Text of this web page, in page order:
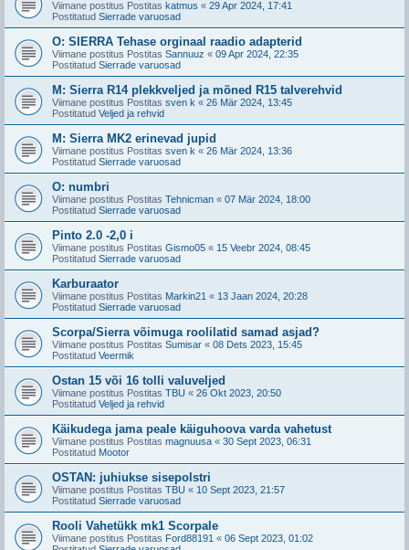
Viimane postitus Postitas katmus « 29 Apr 2024, 17:41
Postitatud Sierrade varuosad
O: SIERRA Tehase orginaal raadio adapterid
Viimane postitus Postitas Sannuuz « 09 Apr 2024, 22:35
Postitatud Sierrade varuosad
M: Sierra R14 plekkveljed ja mõned R15 talverehvid
Viimane postitus Postitas sven k « 26 Mär 2024, 13:45
Postitatud Veljed ja rehvid
M: Sierra MK2 erinevad jupid
Viimane postitus Postitas sven k « 26 Mär 2024, 13:36
Postitatud Sierrade varuosad
O: numbri
Viimane postitus Postitas Tehnicman « 07 Mär 2024, 18:00
Postitatud Sierrade varuosad
Pinto 2.0 -2,0 i
Viimane postitus Postitas Gismo05 « 15 Veebr 2024, 08:45
Postitatud Sierrade varuosad
Karburaator
Viimane postitus Postitas Markin21 « 13 Jaan 2024, 20:28
Postitatud Sierrade varuosad
Scorpa/Sierra võimuga roolilatid samad asjad?
Viimane postitus Postitas Sumisar « 08 Dets 2023, 15:45
Postitatud Veermik
Ostan 15 või 16 tolli valuveljed
Viimane postitus Postitas TBU « 26 Okt 2023, 20:50
Postitatud Veljed ja rehvid
Käikudega jama peale käiguhoova varda vahetust
Viimane postitus Postitas magnuusa « 30 Sept 2023, 06:31
Postitatud Mootor
OSTAN: juhiukse sisepolstri
Viimane postitus Postitas TBU « 10 Sept 2023, 21:57
Postitatud Sierrade varuosad
Rooli Vahetükk mk1 Scorpale
Viimane postitus Postitas Ford88191 « 06 Sept 2023, 01:02